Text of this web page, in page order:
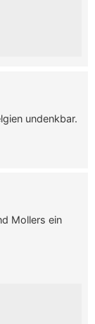
undenkbar.
Mollers ein